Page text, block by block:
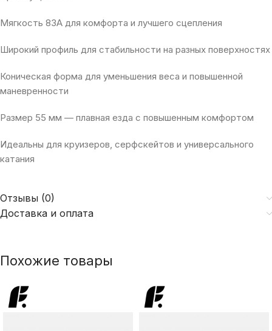
Мягкость 83A для комфорта и лучшего сцепления
Широкий профиль для стабильности на разных поверхностях
Коническая форма для уменьшения веса и повышенной
маневренности
Размер 55 мм — плавная езда с повышенным комфортом
Идеальны для круизеров, серфскейтов и универсального
катания
Отзывы (0)
Доставка и оплата
Похожие товары